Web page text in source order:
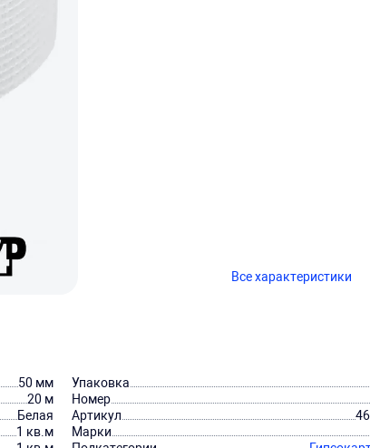
Все характеристики
50 мм
20 м
Белая
1 кв.м
Упаковка
Номер
Артикул
Марки